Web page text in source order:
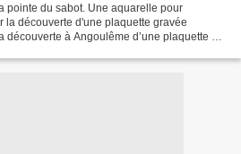
pointe du sabot. Une aquarelle pour
la découverte d'une plaquette gravée
à Angoulême d’une plaquette de